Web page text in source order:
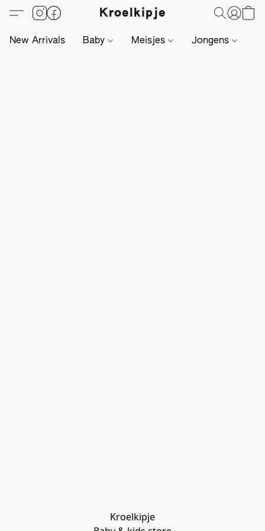
Kroelkipje
New Arrivals Baby Meisjes Jongens
Kroelkipje